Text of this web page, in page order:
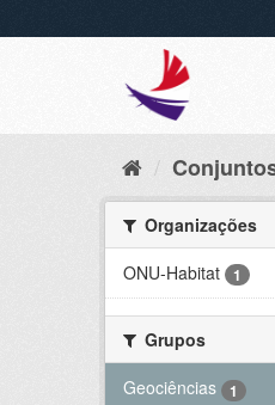
Organizações
ONU-Habitat
1
Grupos
Geociências
1